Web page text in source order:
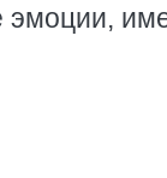
эмоции,